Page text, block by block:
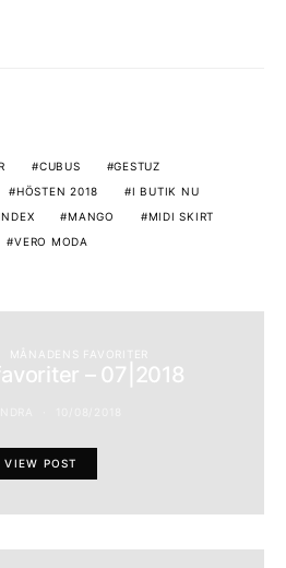
CUBUS
GESTUZ
HÖSTEN 2018
I BUTIK NU
MANGO
MIDI SKIRT
VERO MODA
MÅNADENS FAVORITER
– 07|2018
VIEW POST